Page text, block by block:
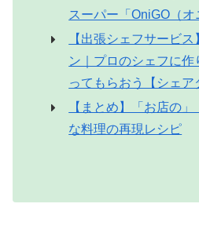
スーパー「OniGO（オ
【出張シェフサービ
ン｜プロのシェフに
ってもらおう【シェア
【まとめ】「お店の
な料理の再現レシピ